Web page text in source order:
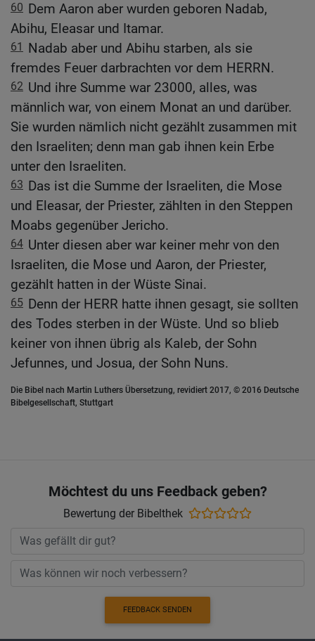
60 Dem Aaron aber wurden geboren Nadab,
Abihu, Eleasar und Itamar.
61
Nadab aber und Abihu starben, als sie
fremdes Feuer darbrachten vor dem HERRN.
62 Und ihre Summe war 23000, alles, was
männlich war, von einem Monat an und darüber.
Sie wurden nämlich nicht gezählt zusammen mit
den Israeliten; denn man gab ihnen kein Erbe
unter den Israeliten.
63 Das ist die Summe der Israeliten, die Mose
und Eleasar, der Priester, zählten in den Steppen
Moabs gegenüber Jericho.
64 Unter diesen aber war keiner mehr von den
Israeliten, die Mose und Aaron, der Priester,
gezählt hatten in der Wüste Sinai.
65 Denn der HERR hatte ihnen gesagt, sie sollten
des Todes sterben in der Wüste. Und so blieb
keiner von ihnen übrig als Kaleb, der Sohn
Jefunnes, und Josua, der Sohn Nuns.
Die Bibel nach Martin Luthers Übersetzung, revidiert 2017, © 2016 Deutsche
Bibelgesellschaft, Stuttgart
Möchtest du uns Feedback geben?
Bewertung der Bibelthek
FEEDBACK SENDEN